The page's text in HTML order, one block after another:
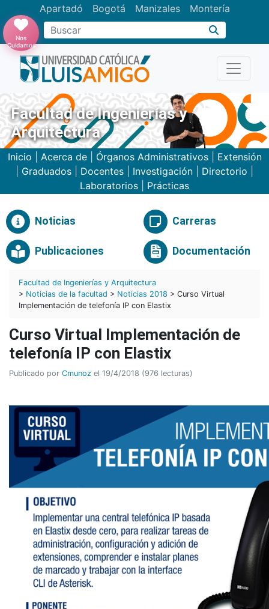
Apartadó Bogotá Manizales Montería
Buscar
Nos
Cuidamos
Facultad de Ingenierías y
Arquitectura
Inicio Acerca de| Órganos Administrativos| Extensión
Graduados Docentes Investigación Directorio
Laboratorios
Prácticas
Noticias Carreras
Publicaciones Documentación
Facultad de Ingenierías y Arquitectura
> Noticias de la facultad > Noticias 2018 > Curso Virtual
Implementación de telefonía IP con Elastix
Curso Virtual Implementación de
telefonía IP con Elastix
Publicado por Cmunoz el 19/4/2018 (976 lecturas)